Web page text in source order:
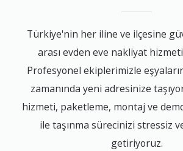
Türkiye'nin her iline ve ilçesine
arası evden eve nakliyat
Profesyonel ekiplerimizle
zamanında yeni adresinize
hizmeti, paketleme, montaj ve
ile taşınma sürecinizi stressiz
getiriyoruz.